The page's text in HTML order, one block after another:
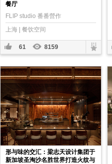
餐厅
FLIP studio 番番營作
上海 | 餐饮空间
61 8159
形与味的交汇：梁志天设计集团于
新加坡圣淘沙名胜世界打造火纹与